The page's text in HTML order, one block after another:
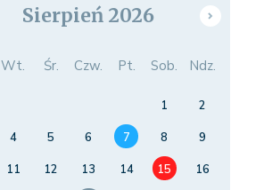
Sierpień 2026
Wt. Śr. Czw. Pt. Sob. Ndz.
1
2
4 5 6 7 8
9
11 12 13 14 15
16